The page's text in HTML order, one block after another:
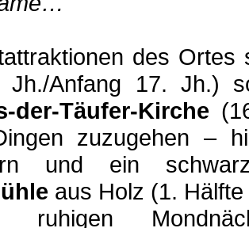
des
Jh./Anfang 17. Jh.)
der-Täufer-Kirche
zuzugehen –
und ein
aus Holz (1.